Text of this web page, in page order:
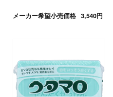
メーカー希望小売価格 3,540円